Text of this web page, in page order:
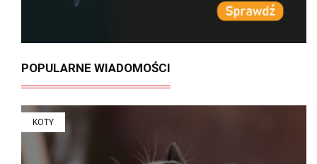
POPULARNE WIADOMOŚCI
KOTY